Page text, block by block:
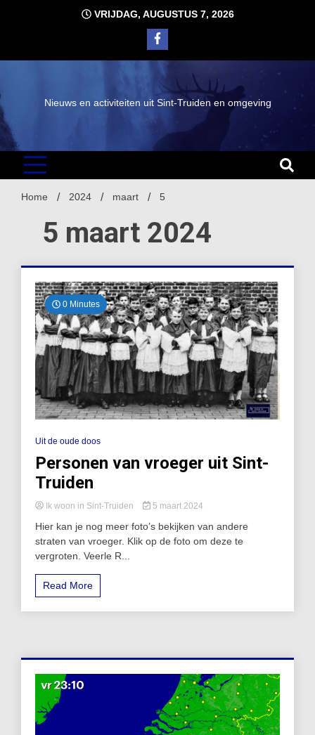
VRIJDAG, AUGUSTUS 7, 2026
Nieuws en activiteiten uit Sint-Truiden en omgeving
Home 2024 maart 5
5 maart 2024
0 Minutes
Uit de oude doos
Personen van vroeger uit Sint-
Truiden
Ik woon in Sint-Truiden 5 maart 2024
Hier kan je nog meer foto’s bekijken van andere
straten van vroeger. Klik op de foto om deze te
vergroten. Veerle R...
Read More